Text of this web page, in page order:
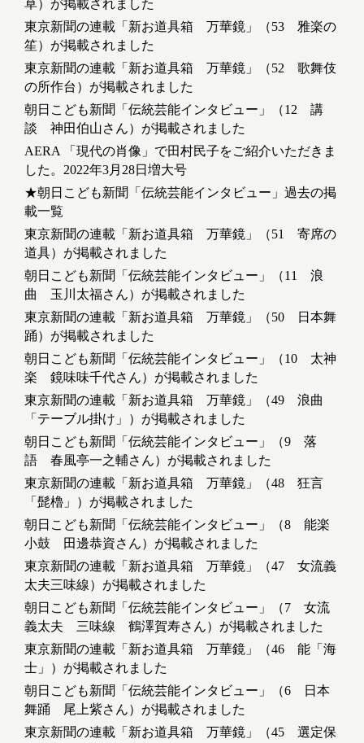
草）が掲載されました
東京新聞の連載「新お道具箱 万華鏡」（53 雅楽の
笙）が掲載されました
東京新聞の連載「新お道具箱 万華鏡」（52 歌舞伎
の所作台）が掲載されました
朝日こども新聞「伝統芸能インタビュー」（12 講
談 神田伯山さん）が掲載されました
AERA 「現代の肖像」で田村民子をご紹介いただきま
した。2022年3月28日増大号
★朝日こども新聞「伝統芸能インタビュー」過去の掲
載一覧
東京新聞の連載「新お道具箱 万華鏡」（51 寄席の
道具）が掲載されました
朝日こども新聞「伝統芸能インタビュー」（11 浪
曲 玉川太福さん）が掲載されました
東京新聞の連載「新お道具箱 万華鏡」（50 日本舞
踊）が掲載されました
朝日こども新聞「伝統芸能インタビュー」（10 太神
楽 鏡味味千代さん）が掲載されました
東京新聞の連載「新お道具箱 万華鏡」（49 浪曲
「テーブル掛け」）が掲載されました
朝日こども新聞「伝統芸能インタビュー」（9 落
語 春風亭一之輔さん）が掲載されました
東京新聞の連載「新お道具箱 万華鏡」（48 狂言
「髭櫓」）が掲載されました
朝日こども新聞「伝統芸能インタビュー」（8 能楽
小鼓 田邊恭資さん）が掲載されました
東京新聞の連載「新お道具箱 万華鏡」（47 女流義
太夫三味線）が掲載されました
朝日こども新聞「伝統芸能インタビュー」（7 女流
義太夫 三味線 鶴澤賀寿さん）が掲載されました
東京新聞の連載「新お道具箱 万華鏡」（46 能「海
士」）が掲載されました
朝日こども新聞「伝統芸能インタビュー」（6 日本
舞踊 尾上紫さん）が掲載されました
東京新聞の連載「新お道具箱 万華鏡」（45 選定保